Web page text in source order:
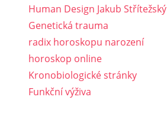
Human Design Jakub Střítežský
Genetická trauma
radix horoskopu narození
horoskop online
Kronobiologické stránky
Funkční výživa